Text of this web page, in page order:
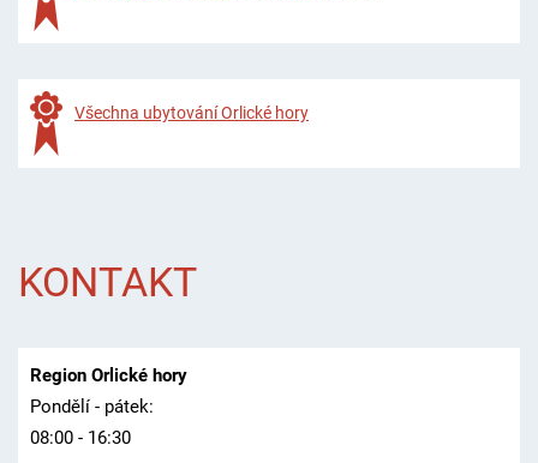
Všechna ubytování Orlické hory
KONTAKT
Region Orlické hory
Pondělí - pátek:
08:00 - 16:30